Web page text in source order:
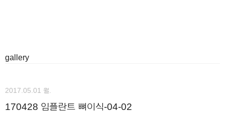
gallery
2017.05.01 월.
170428 임플란트 뼈이식-04-02